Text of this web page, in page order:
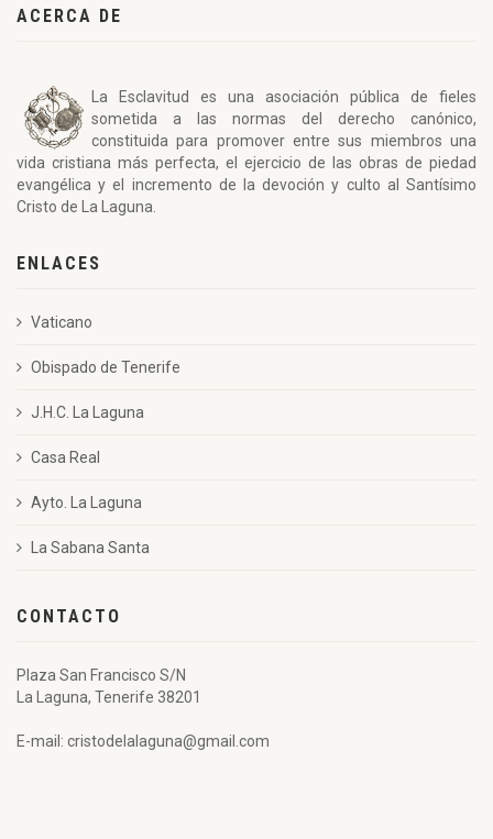
ACERCA DE
La Esclavitud es una asociación pública de fieles
sometida a las normas del derecho canónico,
constituida para promover entre sus miembros una
vida cristiana más perfecta, el ejercicio de las obras de piedad
evangélica y el incremento de la devoción y culto al Santísimo
Cristo de La Laguna.
ENLACES
Vaticano
Obispado de Tenerife
J.H.C. La Laguna
Casa Real
Ayto. La Laguna
La Sabana Santa
CONTACTO
Plaza San Francisco S/N
La Laguna, Tenerife 38201
E-mail: cristodelalaguna@gmail.com